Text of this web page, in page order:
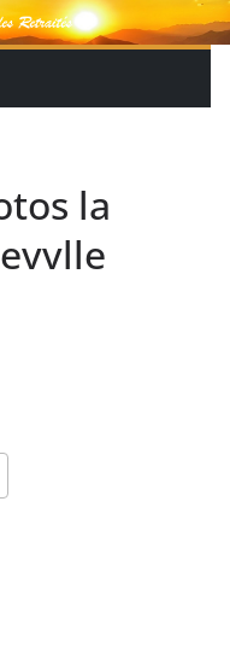
la